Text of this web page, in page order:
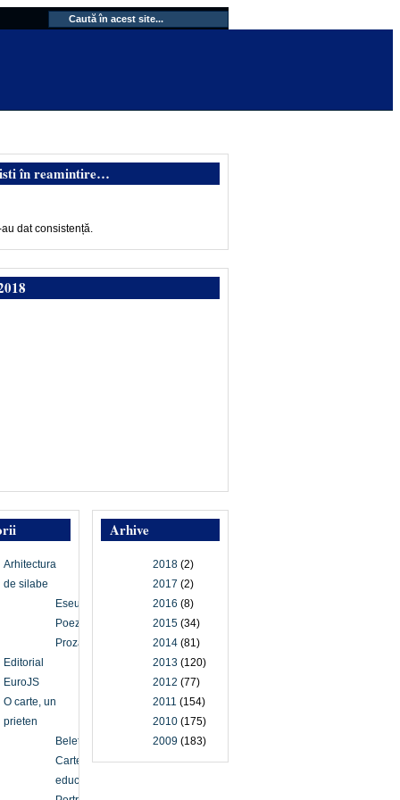
în reamintire…
dat consistență.
Arhive
2018 (2)
2017 (2)
2016 (8)
2015 (34)
2014 (81)
2013 (120)
2012 (77)
2011 (154)
2010 (175)
2009 (183)
Arhitectura
de silabe
Eseu
Poezie
Proză
Editorial
EuroJS
O carte, un
prieten
Beletristică
Carte
educațională